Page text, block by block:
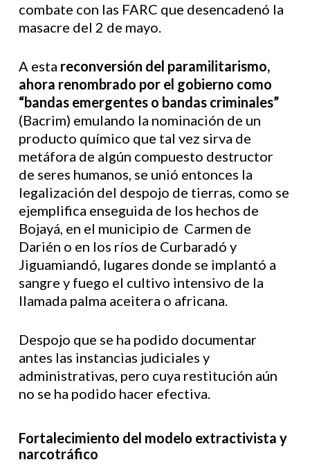
combate con las FARC que desencadenó la
masacre del 2 de mayo.
A esta reconversión del paramilitarismo,
ahora renombrado por el gobierno como
“bandas emergentes o bandas criminales”
(Bacrim) emulando la nominación de un
producto químico que tal vez sirva de
metáfora de algún compuesto destructor
de seres humanos, se unió entonces la
legalización del despojo de tierras, como se
ejemplifica enseguida de los hechos de
Bojayá, en el municipio de Carmen de
Darién o en los ríos de Curbaradó y
Jiguamiandó, lugares donde se implantó a
sangre y fuego el cultivo intensivo de la
llamada palma aceitera o africana.
Despojo que se ha podido documentar
antes las instancias judiciales y
administrativas, pero cuya restitución aún
no se ha podido hacer efectiva.
Fortalecimiento del modelo extractivista y
narcotráfico